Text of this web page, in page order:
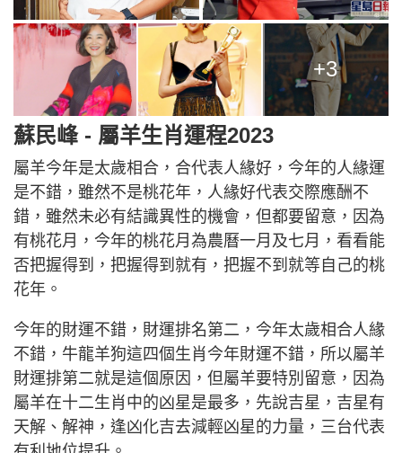
+3
蘇民峰 - 屬羊生肖運程2023
屬羊今年是太歲相合，合代表人緣好，今年的人緣運
是不錯，雖然不是桃花年，人緣好代表交際應酬不
錯，雖然未必有結識異性的機會，但都要留意，因為
有桃花月，今年的桃花月為農曆一月及七月，看看能
否把握得到，把握得到就有，把握不到就等自己的桃
花年。
今年的財運不錯，財運排名第二，今年太歲相合人緣
不錯，牛龍羊狗這四個生肖今年財運不錯，所以屬羊
財運排第二就是這個原因，但屬羊要特別留意，因為
屬羊在十二生肖中的凶星是最多，先說吉星，吉星有
天解、解神，逢凶化吉去減輕凶星的力量，三台代表